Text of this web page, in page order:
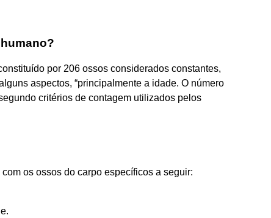
por 206 ossos considerados constantes,
aspectos, “principalmente a idade. O número
critérios de contagem utilizados pelos
os ossos do carpo específicos a seguir: